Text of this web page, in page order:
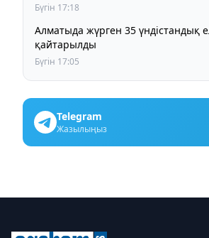
Бүгін 17:18
Алматыда жүрген 35 үндістандық еліне
қайтарылды
Бүгін 17:05
Telegram
Жазылыңыз